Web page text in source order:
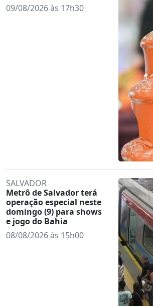
09/08/2026 às 17h30
SALVADOR
Metrô de Salvador terá
operação especial neste
domingo (9) para shows
e jogo do Bahia
08/08/2026 às 15h00